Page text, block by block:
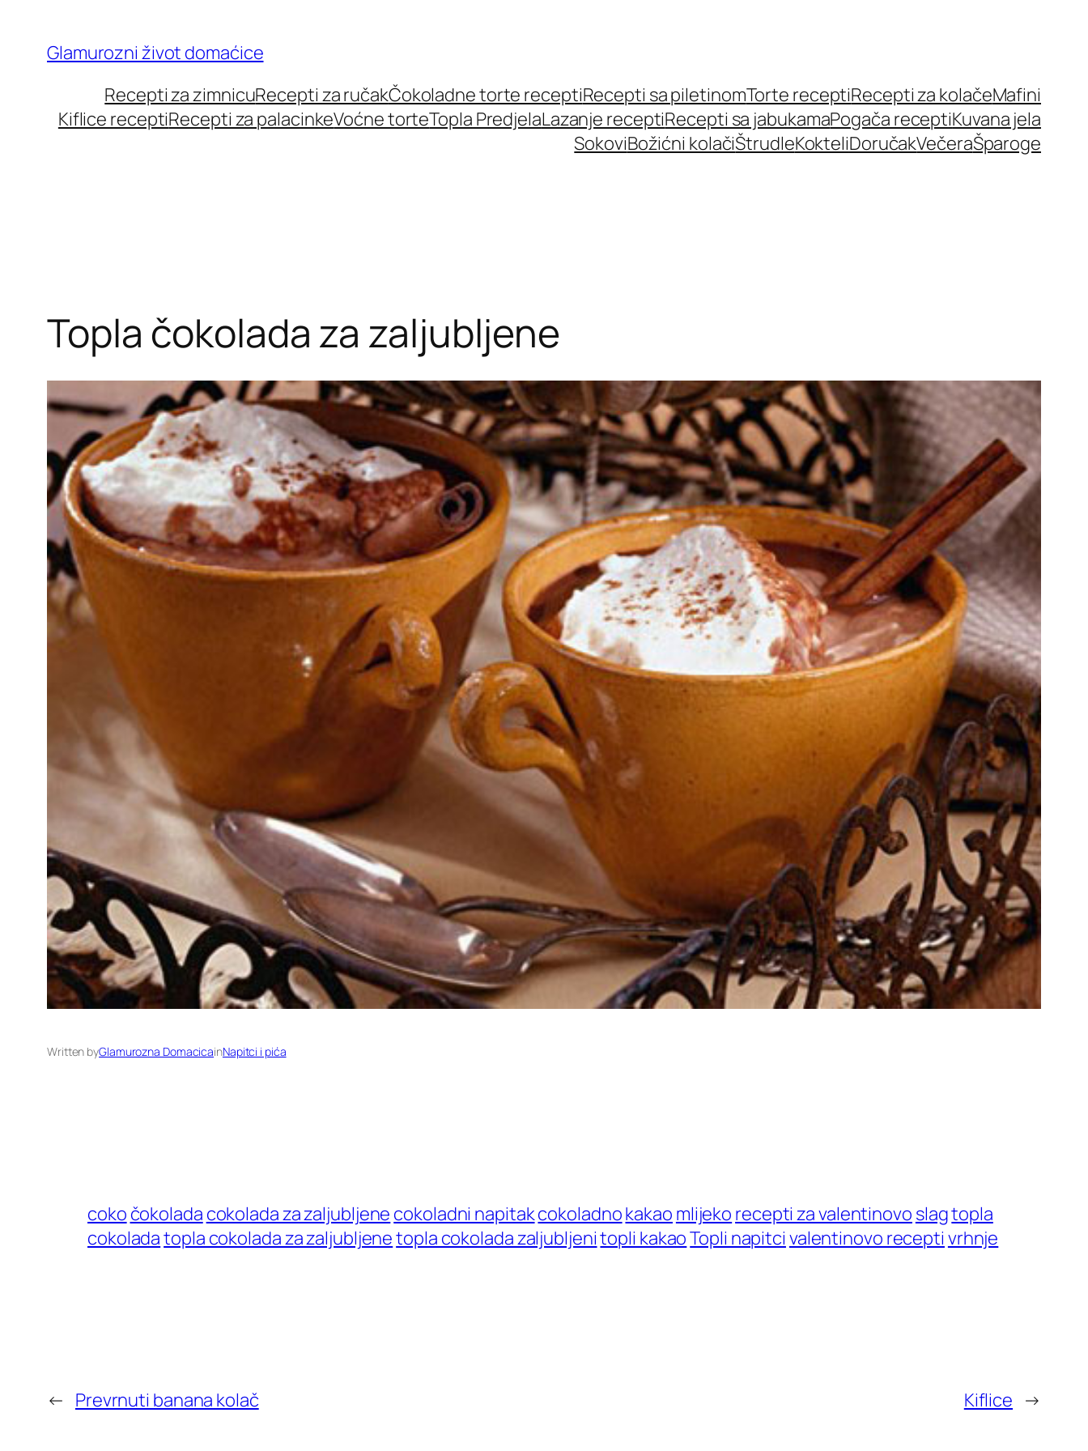
content
Glamurozni život domaćice
Recepti za zimnicuRecepti za ručakČokoladne torte receptiRecepti sa piletinomTorte receptiRecepti za kolačeMafini
Kiflice receptiRecepti za palacinkeVoćne torteTopla PredjelaLazanje receptiRecepti sa jabukamaPogača receptiKuvana jela
SokoviBožićni kolačiŠtrudleKokteliDoručakVečeraŠparoge
Topla čokolada za zaljubljene
Written byGlamurozna DomacicainNapitci i pića
coko čokolada cokolada za zaljubljene cokoladni napitakcokoladnokakao mlijeko recepti za valentinovo slagtopla
cokoladatopla cokolada za zaljubljenetopla cokolada zaljubljenitopli kakaoTopli napitci valentinovo recepti vrhnje
← Prevrnuti banana kolač Kiflice →